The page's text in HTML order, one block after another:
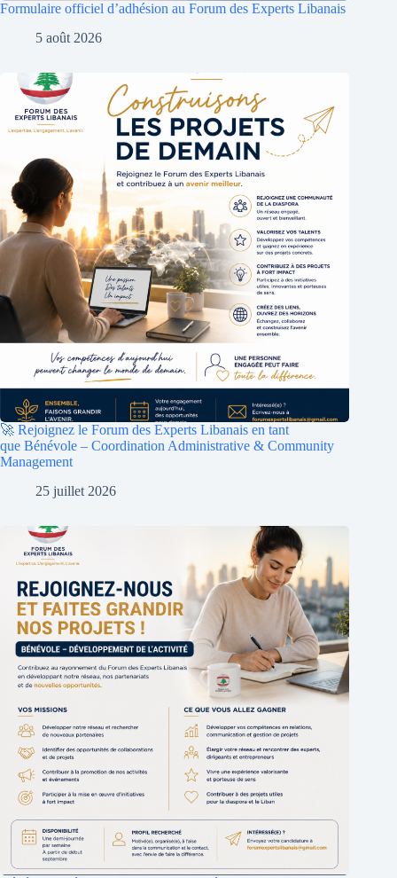
Formulaire officiel d’adhésion au Forum des Experts Libanais
5 août 2026
🚀 Rejoignez le Forum des Experts Libanais en tant
que Bénévole – Coordination Administrative & Community
Management
25 juillet 2026